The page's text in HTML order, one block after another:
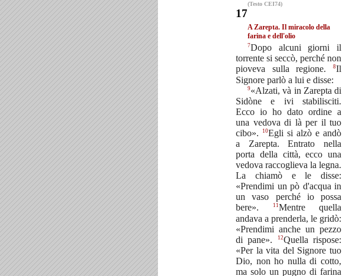
(Testo CEI74)
17
A Zarepta. Il miracolo della
farina e dell'olio
7Dopo alcuni giorni il
torrente si seccò, perché non
pioveva sulla regione.
8Il
Signore parlò a lui e disse:
9«Alzati, và in Zarepta di
Sidòne e ivi stabilisciti.
Ecco io ho dato ordine a
una vedova di là per il tuo
cibo».
10Egli si alzò e andò
a Zarepta. Entrato nella
porta della città, ecco una
vedova raccoglieva la legna.
La chiamò e le disse:
«Prendimi un pò d'acqua in
un vaso perché io possa
bere».
11Mentre quella
andava a prenderla, le gridò:
«Prendimi anche un pezzo
di pane».
12Quella rispose:
«Per la vita del Signore tuo
Dio, non ho nulla di cotto,
ma solo un pugno di farina